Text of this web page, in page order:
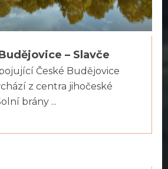
– Slavče
České Budějovice
z centra jihočeské
brány ...